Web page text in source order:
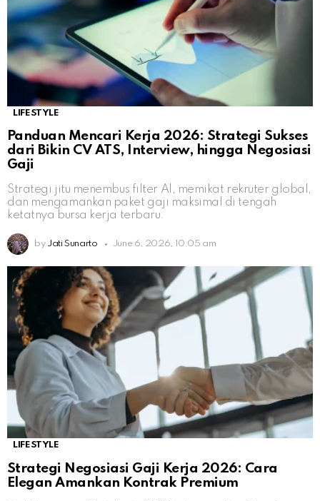
LIFESTYLE
Panduan Mencari Kerja 2026: Strategi Sukses
dari Bikin CV ATS, Interview, hingga Negosiasi
Gaji
Strategi jitu menembus filter AI, memikat rekruter global,
dan mengamankan paket gaji maksimal di tengah
ketatnya bursa kerja terbaru.
by Jati Sunarto June 6, 2026, 10:05 am
LIFESTYLE
Strategi Negosiasi Gaji Kerja 2026: Cara
Elegan Amankan Kontrak Premium